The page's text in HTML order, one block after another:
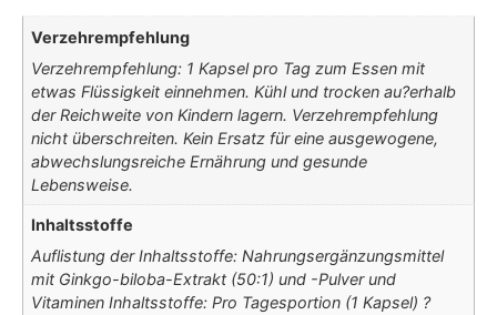
Verzehrempfehlung
Verzehrempfehlung: 1 Kapsel pro Tag zum Essen mit
etwas Flüssigkeit einnehmen. Kühl und trocken au?erhalb
der Reichweite von Kindern lagern. Verzehrempfehlung
nicht überschreiten. Kein Ersatz für eine ausgewogene,
abwechslungsreiche Ernährung und gesunde
Lebensweise.
Inhaltsstoffe
Auflistung der Inhaltsstoffe: Nahrungsergänzungsmittel
mit Ginkgo-biloba-Extrakt (50:1) und -Pulver und
Vitaminen Inhaltsstoffe: Pro Tagesportion (1 Kapsel) ?